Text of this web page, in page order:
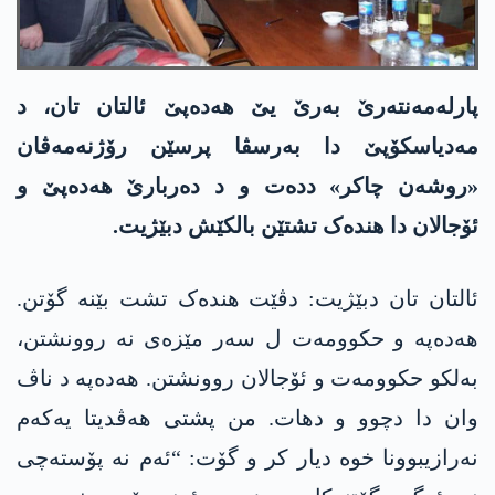
پارلەمەنتەرێ بەرێ یێ ھەدەپێ ئالتان تان، د
مەدیاسکۆپێ دا بەرسڤا پرسێن رۆژنەمەڤان
«روشەن چاکر» ددەت و د دەربارێ ھەدەپێ و
ئۆجالان دا ھندەک تشتێن بالکێش دبێژیت.
ئالتان تان دبێژیت: دڤێت ھندەک تشت بێنە گۆتن.
ھەدەپە و حکوومەت ل سەر مێزەی نە روونشتن،
بەلکو حکوومەت و ئۆجالان روونشتن. ھەدەپە د ناڤ
وان دا دچوو و دھات. من پشتی ھەڤدیتا یەکەم
نەرازیبوونا خوە دیار کر و گۆت: “ئەم نە پۆستەچی